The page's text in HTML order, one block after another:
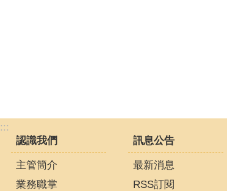
:::
認識我們
主管簡介
業務職掌
訊息公告
最新消息
RSS訂閱